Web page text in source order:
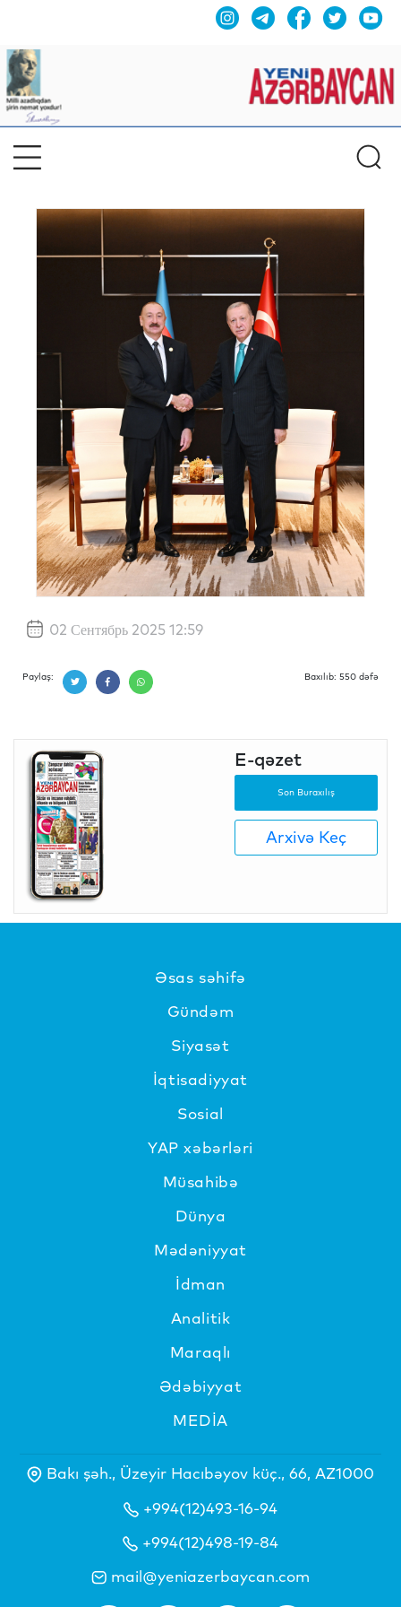
02 Сентябрь 2025 12:59
Paylaş: Baxılıb: 550 dəfə
E-qəzet
Son Buraxılış
Arxivə Keç
Əsas səhifə
Gündəm
Siyasət
İqtisadiyyat
Sosial
YAP xəbərləri
Müsahibə
Dünya
Mədəniyyat
İdman
Analitik
Maraqlı
Ədəbiyyat
MEDİA
Bakı şəh., Üzeyir Hacıbəyov küç., 66, AZ1000
+994(12)493-16-94
+994(12)498-19-84
mail@yeniazerbaycan.com